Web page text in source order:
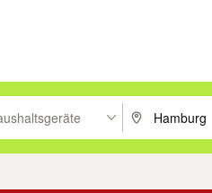
zu suchen, oder Vorschläge mit
PLZ oder Ort